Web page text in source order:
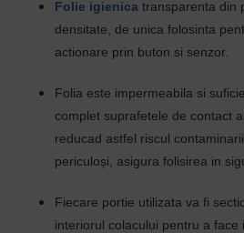
Folie igienica transparenta din
densitate, de unica folosinta
actionare prin buton si senzor.
Folia este impermeabila si
complet suprafetele de contact
reducad astfel riscul
periculoși , asigura folisirea in
Fiecare portie utilizata va fi
interiorul colacului pentru a face